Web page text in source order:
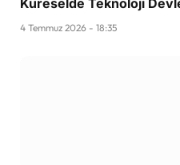
4 Temmuz 2026 - 18:35